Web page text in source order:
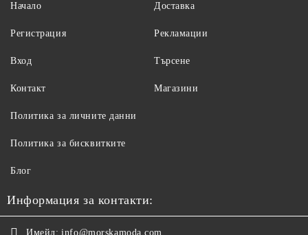
Начало
Регистрация
Вход
Контакт
Доставка
Рекламации
Търсене
Магазини
Политика за личните данни
Политика за бисквитките
Блог
Информация за контакти:
Имейл: info@morskamoda.com